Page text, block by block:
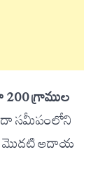
200 గ్రాముల
లేదా సమీపంలోని
మొదటి ఆదాయ